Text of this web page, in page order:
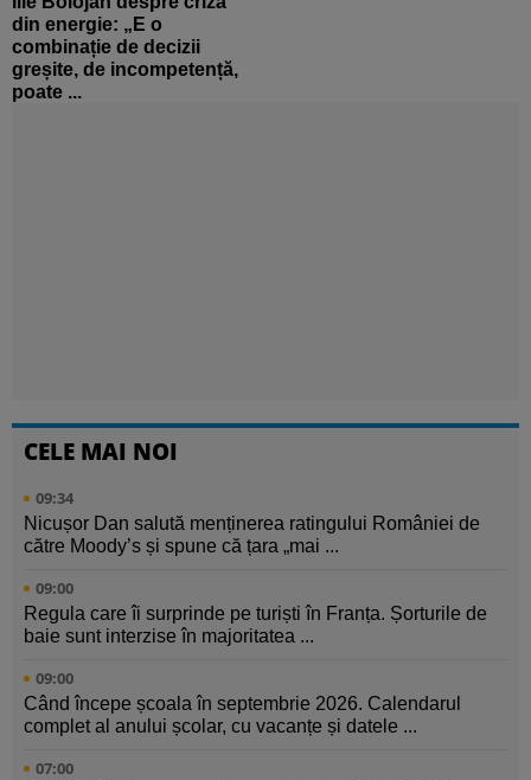
din energie: „E o
combinație de decizii
greșite, de incompetență,
poate ...
CELE MAI NOI
09:34
Nicușor Dan salută menținerea ratingului României de
către Moody’s și spune că țara „mai ...
09:00
Regula care îi surprinde pe turiști în Franța. Șorturile de
baie sunt interzise în majoritatea ...
09:00
Când începe școala în septembrie 2026. Calendarul
complet al anului școlar, cu vacanțe și datele ...
07:00